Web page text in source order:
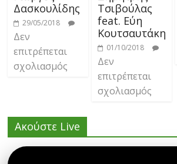
Δασκουλίδης
29/05/2018
Δεν
επιτρέπεται
σχολιασμός
Τσιβούλας
feat. Εύη
Κουτσαυτάκη
01/10/2018
Δεν
επιτρέπεται
σχολιασμός
Ακούστε Live